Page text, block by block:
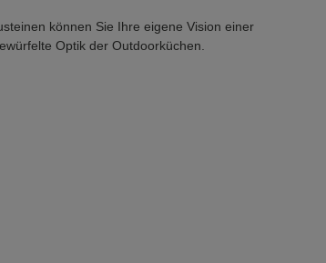
können Sie Ihre eigene Vision einer
Optik der Outdoorküchen.